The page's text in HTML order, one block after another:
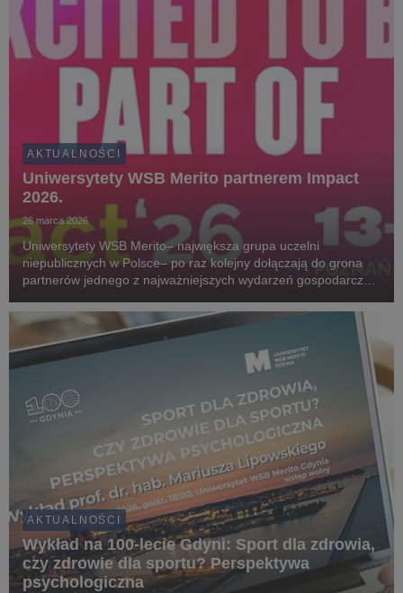
AKTUALNOŚCI
Uniwersytety WSB Merito partnerem Impact
2026.
26 marca 2026
Uniwersytety WSB Merito– największa grupa uczelni
niepublicznych w Polsce– po raz kolejny dołączają do grona
partnerów jednego z najważniejszych wydarzeń gospodarczo-
AKTUALNOŚCI
Wykład na 100-lecie Gdyni: Sport dla zdrowia,
czy zdrowie dla sportu? Perspektywa
psychologiczna